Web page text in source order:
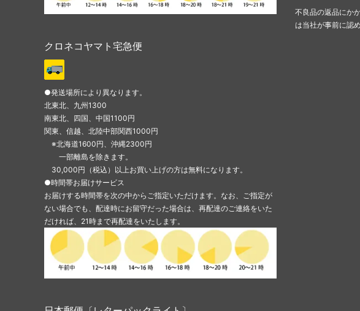
クロネコヤマト宅急便
●発送場所により異なります。
北東北、九州1300
南東北、四国、中国1100円
関東、信越、北陸中部関西1000円
※北海道1600円、沖縄2300円
一部離島を除きます。
30,000円（税込）以上お買い上げの方は無料になります。
●時間帯お届けサービス
お届けする時間帯を次の中からご指定いただけます。なお、ご指定が
ない場合でも、配達時にお留守だった場合は、再配達のご連絡をいた
だければ、21時まで再配達をいたします。
不良品の返品にか
は当社が事前に認